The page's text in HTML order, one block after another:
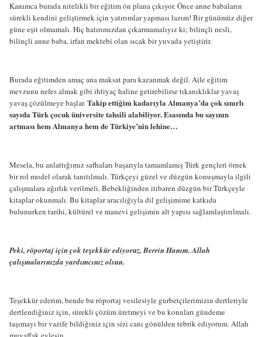
Kanımca burada nitelikli bir eğitim ön plana çıkıyor. Önce anne babaların
sürekli kendini geliştirmek için yatırımlar yapması lazım! Bir günümüz diğer
güne eşit olmamalı. Hiç hatırımızdan çıkarmamalıyız ki; bilinçli nesli,
bilinçli anne baba, irfan mektebi olan sıcak bir yuvada yetiştirir.
Burada eğitimden amaç ana maksat para kazanmak değil. Aile eğitim
mevzunu nefes almak gibi ihtiyaç haline getirebilirse tıkanıklıklar yavaş
yavaş çözülmeye başlar.Takip ettiğim kadarıyla Almanya’da çok sınırlı
sayıda Türk çocuk üniversite tahsili alabiliyor. Esasında bu sayının
artması hem Almanya hem de Türkiye’nin lehine…
Mesela, bu anlattığımız safhaları başarıyla tamamlamış Türk gençleri örnek
bir rol model olarak tanıtılmalı. Türkçeyi güzel ve düzgün konuşmayla ilgili
çalışmalara ağırlık verilmeli. Bebekliğinden itibaren düzgün bir Türkçeyle
kitaplar okunmalı. Bu kitaplar aracılığıyla dil gelişimime katkıda
bulunurken tarihi, kültürel ve manevi gelişimin alt yapısı sağlamlaştırılmalı.
Peki, röportaj için çok teşekkür ediyoruz, Berrin Hanım. Allah
çalışmalarınızda yardımcınız olsun.
Teşekkür ederim, bende bu röportaj vesilesiyle gurbetçilerimizin dertleriyle
dertlendiğiniz için, sürekli çözüm üretmeyi ve bu konuları gündeme
taşımayı bir vazife bildiğiniz için sizi canı gönülden tebrik ediyorum. Allah